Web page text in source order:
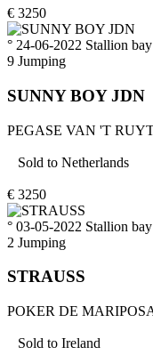
€ 3250
° 24-06-2022 Stallion bay
9 Jumping
SUNNY BOY JDN
PEGASE VAN 'T
Sold to Netherlands
€ 3250
° 03-05-2022 Stallion bay
2 Jumping
STRAUSS
POKER DE
Sold to Ireland